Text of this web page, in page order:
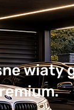
wiaty